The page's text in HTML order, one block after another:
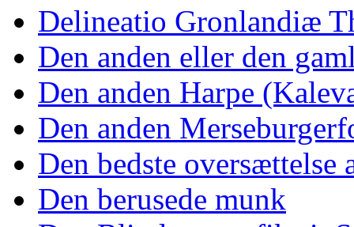
Delineatio Gronlandiæ
Den anden eller den
Den anden Harpe
Den anden
Den bedste oversættelse
Den berusede munk